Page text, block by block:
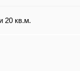
20 кв.м.